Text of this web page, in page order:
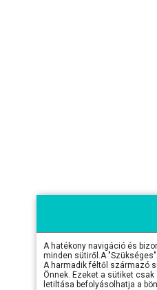
A hatékony navigáció és
minden sütiről.A
A harmadik féltől származó
Önnek. Ezeket a sütiket
letiltása befolyásolhatja a